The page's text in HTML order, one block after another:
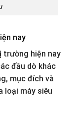
nay
hiện nay
đầu dò khác
mục đích và
loại máy siêu